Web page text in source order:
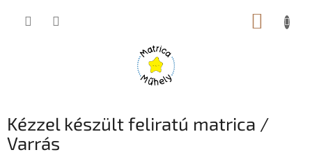
KOSÁR
Kézzel készült feliratú matrica /
Varrás